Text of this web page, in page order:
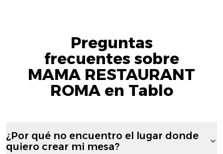
Preguntas
frecuentes sobre
MAMA RESTAURANT
ROMA en Tablo
¿Por qué no encuentro el lugar donde
quiero crear mi mesa?